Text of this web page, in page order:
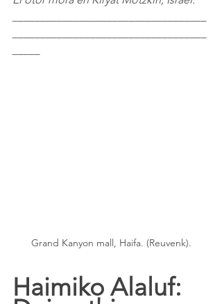
Grand Kanyon mall, Haifa. (Reuvenk).
Haimiko Alaluf: